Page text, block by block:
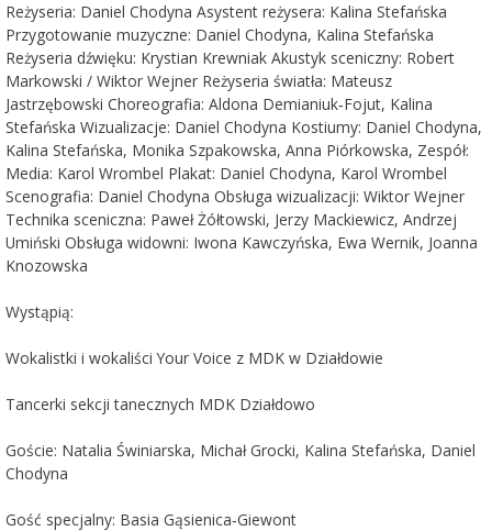
Reżyseria: Daniel Chodyna Asystent reżysera: Kalina Stefańska
Przygotowanie muzyczne: Daniel Chodyna, Kalina Stefańska
Reżyseria dźwięku: Krystian Krewniak Akustyk sceniczny: Robert
Markowski / Wiktor Wejner Reżyseria światła: Mateusz
Jastrzębowski Choreografia: Aldona Demianiuk‑Fojut, Kalina
Stefańska Wizualizacje: Daniel Chodyna Kostiumy: Daniel Chodyna,
Kalina Stefańska, Monika Szpakowska, Anna Piórkowska, Zespół:
Media: Karol Wrombel Plakat: Daniel Chodyna, Karol Wrombel
Scenografia: Daniel Chodyna Obsługa wizualizacji: Wiktor Wejner
Technika sceniczna: Paweł Żółtowski, Jerzy Mackiewicz, Andrzej
Umiński Obsługa widowni: Iwona Kawczyńska, Ewa Wernik, Joanna
Knozowska
Wystąpią:
Wokalistki i wokaliści Your Voice z MDK w Działdowie
Tancerki sekcji tanecznych MDK Działdowo
Goście: Natalia Świniarska, Michał Grocki, Kalina Stefańska, Daniel
Chodyna
Gość specjalny: Basia Gąsienica‑Giewont